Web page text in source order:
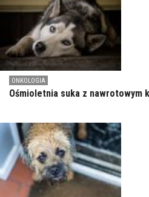
ONKOLOGIA
Ośmioletnia suka z nawrotowym